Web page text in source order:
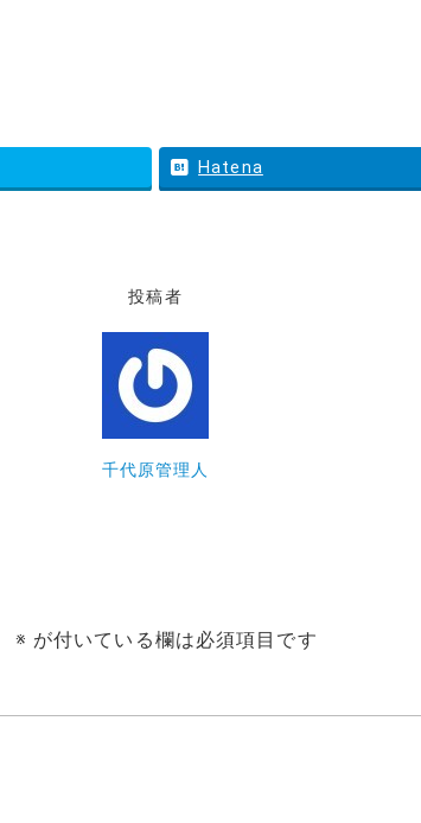
Hatena
投稿者
千代原管理人
※ が付いている欄は必須項目です